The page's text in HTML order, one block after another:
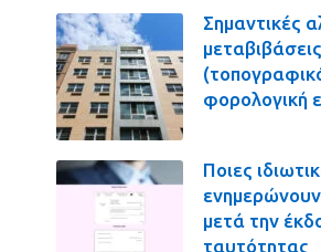
Σημαντικές
φορολογική
Ποιες
ενημερώνουν
μετά την
ταυτότητας